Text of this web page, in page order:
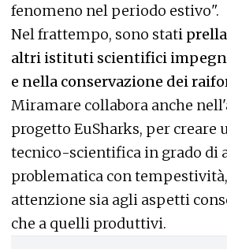
fenomeno nel periodo estivo".
Nel frattempo, sono stati
altri istituti scientifici
e nella conservazione dei
Miramare collabora anche
progetto EuSharks, per creare
tecnico-scientifica in grado di
problematica con
attenzione sia agli aspetti
che a quelli produttivi.